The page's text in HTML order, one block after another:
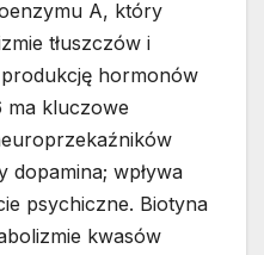
A, który
tłuszczów i
hormonów
ma kluczowe
dopamina; wpływa
psychiczne. Biotyna
kwasów